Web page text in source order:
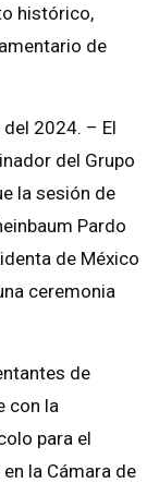
histórico,
de
2024. – El
del Grupo
la sesión de
Pardo
de México
ceremonia
de
con la
para el
la Cámara de